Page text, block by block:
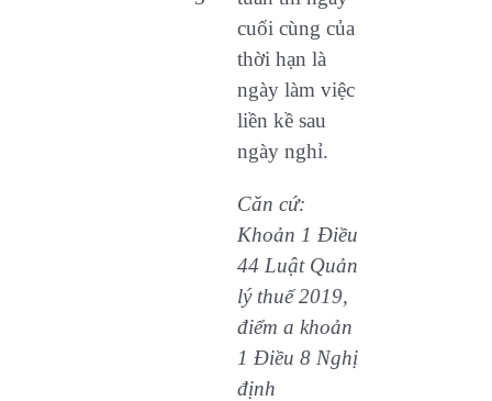
cuối cùng của
thời hạn là
ngày làm việc
liền kề sau
ngày nghỉ.
Căn cứ:
Khoản 1 Điều
44 Luật Quản
lý thuế 2019,
điểm a khoản
1 Điều 8 Nghị
định